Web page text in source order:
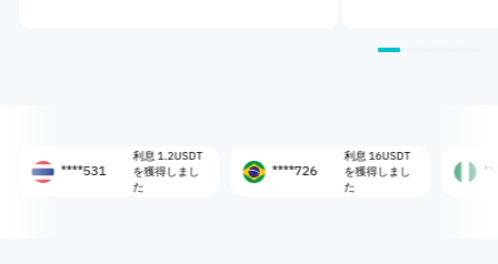
****531
利息 1.2USDT
を獲得しまし
****726
利息 16USDT
を獲得しまし
****108